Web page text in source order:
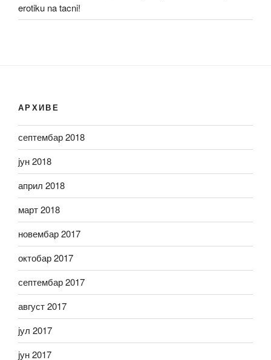
erotiku na tacni!
АРХИВЕ
септембар 2018
јун 2018
април 2018
март 2018
новембар 2017
октобар 2017
септембар 2017
август 2017
јул 2017
јун 2017